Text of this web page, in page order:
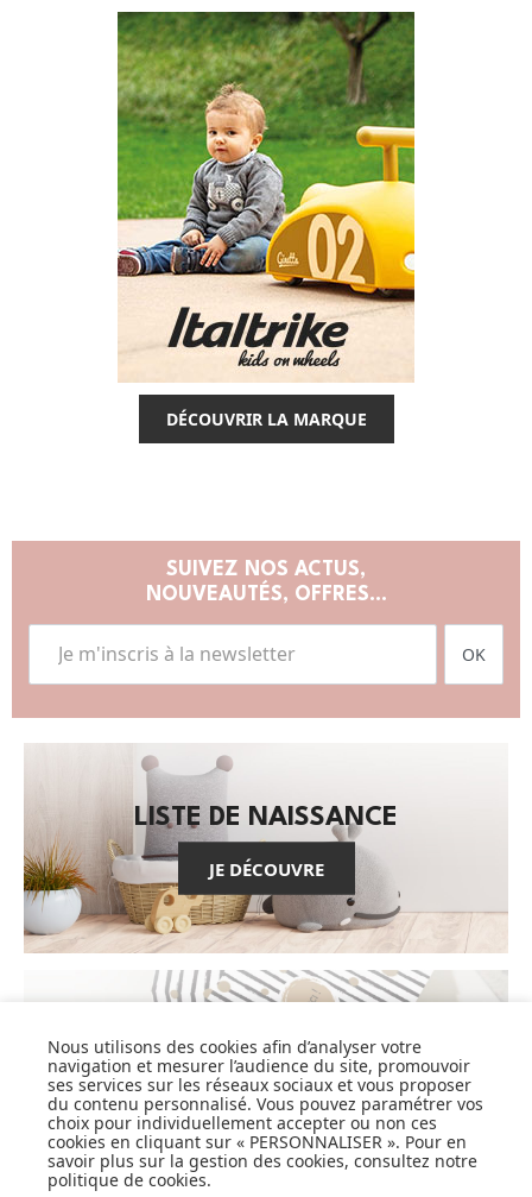
DÉCOUVRIR LA MARQUE
SUIVEZ NOS ACTUS,
NOUVEAUTÉS, OFFRES...
OK
LISTE DE NAISSANCE
JE DÉCOUVRE
CARTES CADEAUX
JE DÉCOUVRE
Nous utilisons des cookies afin d’analyser votre
navigation et mesurer l’audience du site, promouvoir
ses services sur les réseaux sociaux et vous proposer
du contenu personnalisé. Vous pouvez paramétrer vos
choix pour individuellement accepter ou non ces
cookies en cliquant sur « PERSONNALISER ». Pour en
savoir plus sur la gestion des cookies, consultez notre
politique de cookies.